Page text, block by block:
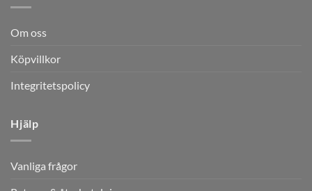
Om oss
Köpvillkor
Integritetspolicy
Hjälp
Vanliga frågor